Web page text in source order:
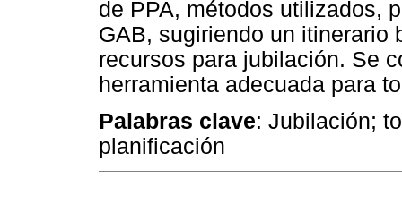
de PPA, métodos utilizados,
GAB, sugiriendo un itinerario
recursos para jubilación. Se
herramienta adecuada para
Palabras clave: Jubilación;
planificación